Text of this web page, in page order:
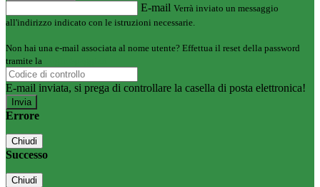
E-mail Verrà inviato un messaggio
all'indirizzo indicato con le istruzioni necessarie.
Non hai una e-mail associata al nome utente? Effettua il reset della password
tramite la
E-mail inviata, si prega di controllare la casella di posta elettronica!
Errore
Chiudi
Successo
Chiudi